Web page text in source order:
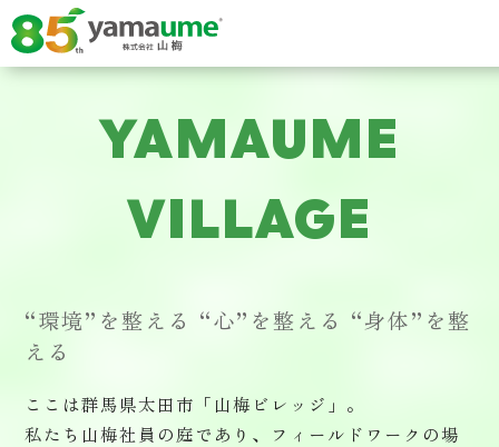
YAMAUME
VILLAGE
“環境”を整える “心”を整える “身体”を整
える
ここは群馬県太田市「山梅ビレッジ」。
私たち山梅社員の庭であり、フィールドワークの場